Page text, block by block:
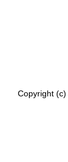
Copyright (c)